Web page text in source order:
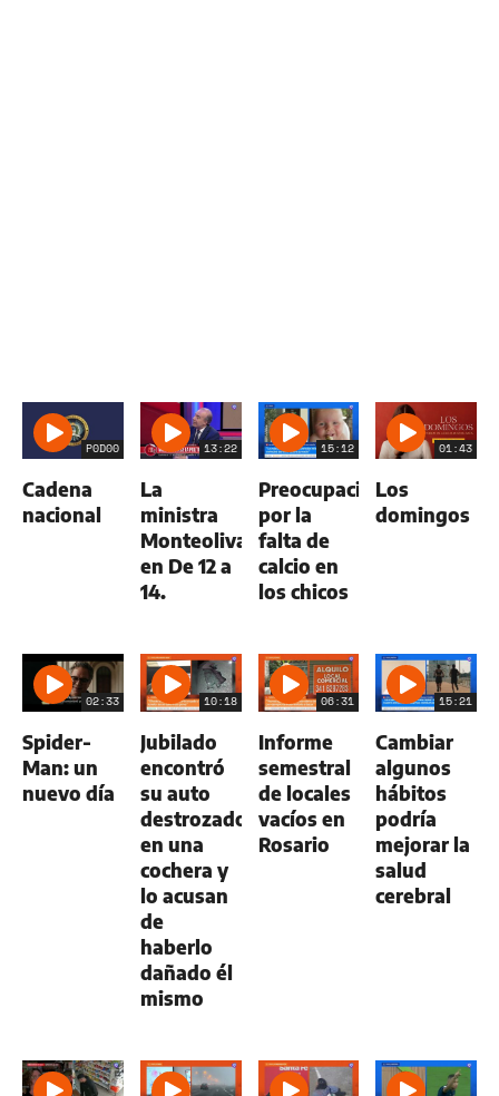
P0D00
Cadena
nacional
13:22
La
ministra
Monteoliva
en De 12 a
14.
15:12
Preocupación
por la
falta de
calcio en
los chicos
01:43
Los
domingos
02:33
Spider-
Man: un
nuevo día
10:18
Jubilado
encontró
su auto
destrozado
en una
cochera y
lo acusan
de
haberlo
dañado él
mismo
06:31
Informe
semestral
de locales
vacíos en
Rosario
15:21
Cambiar
algunos
hábitos
podría
mejorar la
salud
cerebral